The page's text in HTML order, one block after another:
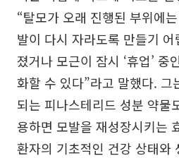
“탈모가 오래 진행된 부위에
발이 다시 자라도록 만들기
졌거나 모근이 잠시 ‘휴업’ 중
화할 수 있다”라고 말했다. 그
되는 피나스테리드 성분 약물
용하면 모발을 재성장시키는
환자의 기초적인 건강 상태와